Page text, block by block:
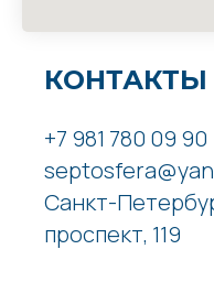
КОНТАКТЫ
+7 981 780 09 90
Санкт-
проспект, 119